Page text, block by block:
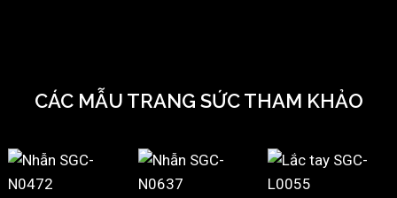
CÁC MẪU TRANG SỨC THAM KHẢO